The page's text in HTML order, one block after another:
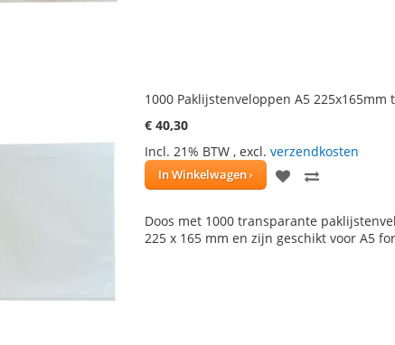
1000 Paklijstenveloppen A5 225x165mm
€ 40,30
Incl. 21% BTW , excl. verzendkosten
In Winkelwagen
VOEG
AANTE
Doos met 1000 transparante
225 x 165 mm en zijn geschikt voor A5